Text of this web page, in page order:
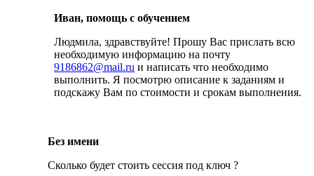
Иван, помощь с обучением
Людмила, здравствуйте! Прошу Вас прислать всю
необходимую информацию на почту
9186862@mail.ru и написать что необходимо
выполнить. Я посмотрю описание к заданиям и
подскажу Вам по стоимости и срокам выполнения.
Без имени
Сколько будет стоить сессия под ключ ?